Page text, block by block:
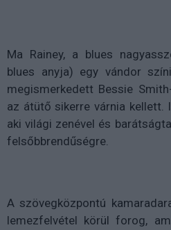
Ma Rainey, a blues
blues anyja) egy vándor
megismerkedett Bessie
az átütő sikerre várnia kellett.
aki világi zenével és
felsőbbrendűségre.
A szövegközpontú
lemezfelvétel körül forog,